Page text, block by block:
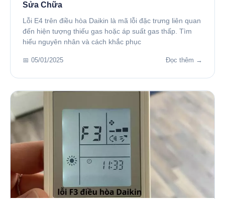
Sửa Chữa
Lỗi E4 trên điều hòa Daikin là mã lỗi đặc trưng liên quan
đến hiện tượng thiếu gas hoặc áp suất gas thấp. Tìm
hiểu nguyên nhân và cách khắc phục
📅 05/01/2025 Đọc thêm →